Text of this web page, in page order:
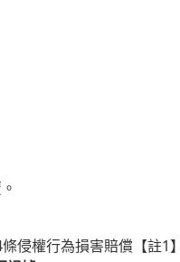
侵權行為損害賠償【註